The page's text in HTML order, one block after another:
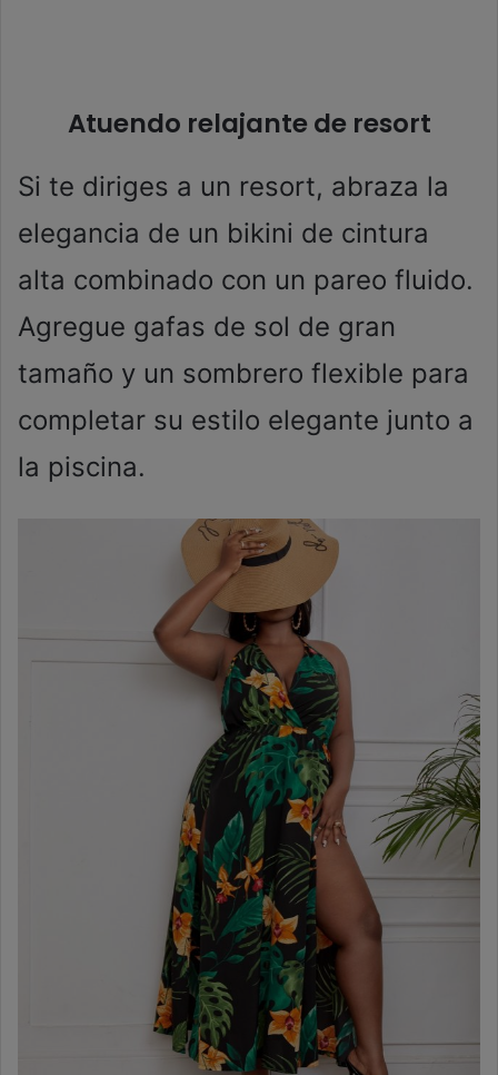
Atuendo relajante de resort
Si te diriges a un resort, abraza la
elegancia de un bikini de cintura
alta combinado con un pareo fluido.
Agregue gafas de sol de gran
tamaño y un sombrero flexible para
completar su estilo elegante junto a
la piscina.